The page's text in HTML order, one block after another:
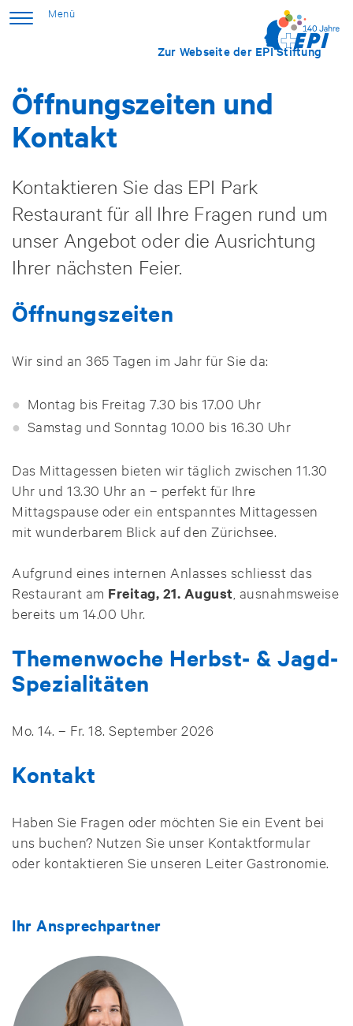
Zur Webseite der EPI Stiftung
Öffnungszeiten und
Kontakt
Kontaktieren Sie das EPI Park
Restaurant für all Ihre Fragen rund um
unser Angebot oder die Ausrichtung
Ihrer nächsten Feier.
Öffnungszeiten
Wir sind an 365 Tagen im Jahr für Sie da:
Montag bis Freitag 7.30 bis 17.00 Uhr
Samstag und Sonntag 10.00 bis 16.30 Uhr
Das Mittagessen bieten wir täglich zwischen 11.30
Uhr und 13.30 Uhr an – perfekt für Ihre
Mittagspause oder ein entspanntes Mittagessen
mit wunderbarem Blick auf den Zürichsee.
Aufgrund eines internen Anlasses schliesst das
Restaurant am Freitag, 21. August , ausnahmsweise
bereits um 14.00 Uhr.
Themenwoche Herbst- & Jagd-
Spezialitäten
Mo. 14. – Fr. 18. September 2026
Kontakt
Haben Sie Fragen oder möchten Sie ein Event bei
uns buchen? Nutzen Sie unser Kontaktformular
oder kontaktieren Sie unseren Leiter Gastronomie.
Ihr Ansprechpartner